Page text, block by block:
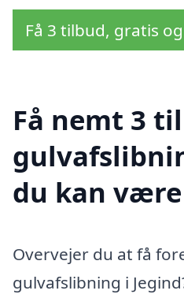
Få 3 tilbud, gratis
Få nemt 3
du kan
Overvejer du at få
gulvafslibning i